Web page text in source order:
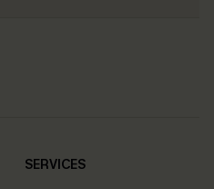
SERVICES